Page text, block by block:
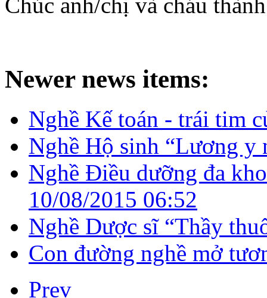
Chúc anh/chị và cháu
Newer news items:
Nghề Kế toán - trái tim
Nghề Hộ sinh “Lương y
Nghề Điều dưỡng đa
10/08/2015 06:52
Nghề Dược sĩ “Thầy
Con đường nghề mở
Prev